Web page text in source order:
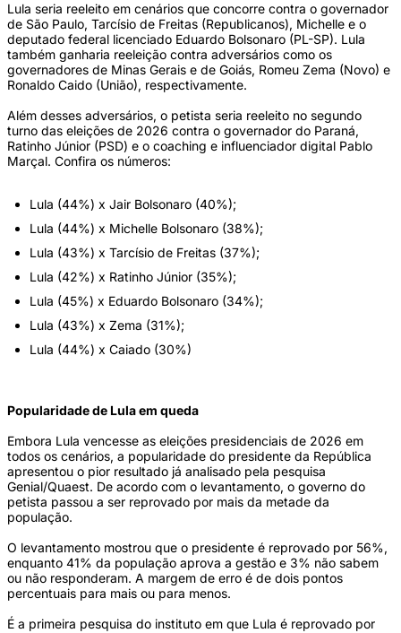
Lula seria reeleito em cenários que concorre contra o governador
de São Paulo, Tarcísio de Freitas (Republicanos), Michelle e o
deputado federal licenciado Eduardo Bolsonaro (PL-SP). Lula
também ganharia reeleição contra adversários como os
governadores de Minas Gerais e de Goiás, Romeu Zema (Novo) e
Ronaldo Caido (União), respectivamente.
Além desses adversários, o petista seria reeleito no segundo
turno das eleições de 2026 contra o governador do Paraná,
Ratinho Júnior (PSD) e o coaching e influenciador digital Pablo
Marçal. Confira os números:
Lula (44%) x Jair Bolsonaro (40%);
Lula (44%) x Michelle Bolsonaro (38%);
Lula (43%) x Tarcísio de Freitas (37%);
Lula (42%) x Ratinho Júnior (35%);
Lula (45%) x Eduardo Bolsonaro (34%);
Lula (43%) x Zema (31%);
Lula (44%) x Caiado (30%)
Popularidade de Lula em queda
Embora Lula vencesse as eleições presidenciais de 2026 em
todos os cenários, a popularidade do presidente da República
apresentou o pior resultado já analisado pela pesquisa
Genial/Quaest. De acordo com o levantamento, o governo do
petista passou a ser reprovado por mais da metade da
população.
O levantamento mostrou que o presidente é reprovado por 56%,
enquanto 41% da população aprova a gestão e 3% não sabem
ou não responderam. A margem de erro é de dois pontos
percentuais para mais ou para menos.
É a primeira pesquisa do instituto em que Lula é reprovado por